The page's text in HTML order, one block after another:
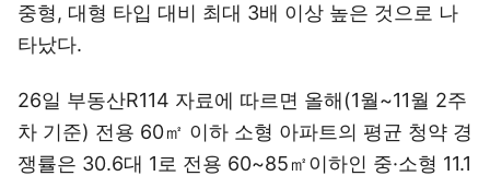
중형, 대형 타입 대비 최대 3배 이상 높은 것으로 나
타났다.
26일 부동산R114 자료에 따르면 올해(1월~11월 2주
차 기준) 전용 60㎡ 이하 소형 아파트의 평균 청약 경
쟁률은 30.6대 1로 전용 60~85㎡이하인 중·소형 11.1